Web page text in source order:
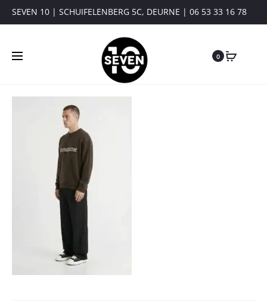
SEVEN 10 | SCHUIFELENBERG 5C, DEURNE | 06 53 33 16 78
0